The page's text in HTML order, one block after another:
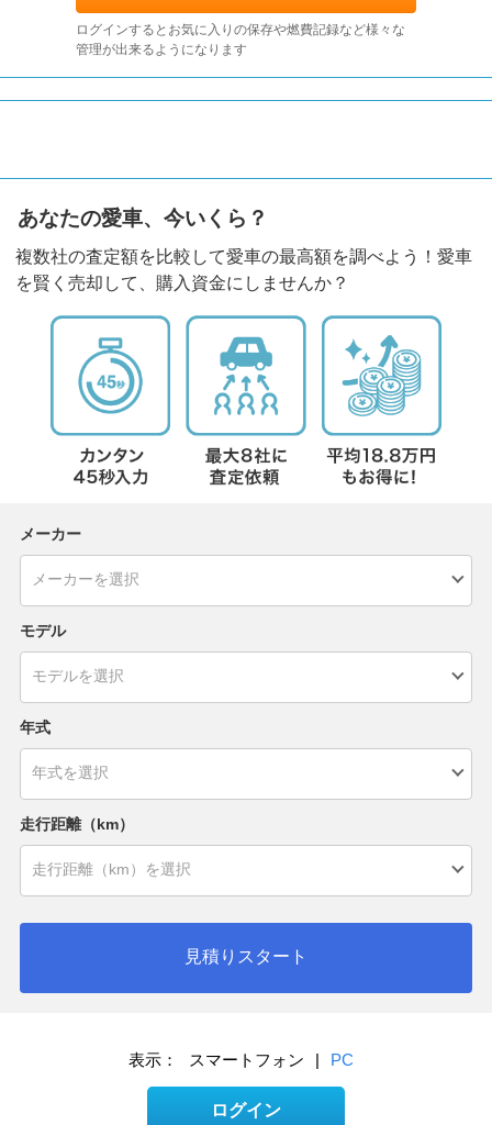
ログインするとお気に入りの保存や燃費記録など様々な
管理が出来るようになります
あなたの愛車、今いくら？
複数社の査定額を比較して愛車の最高額を調べよう！愛車
を賢く売却して、購入資金にしませんか？
メーカー
モデル
年式
走行距離（km）
見積りスタート
表示： スマートフォン | PC
ログイン